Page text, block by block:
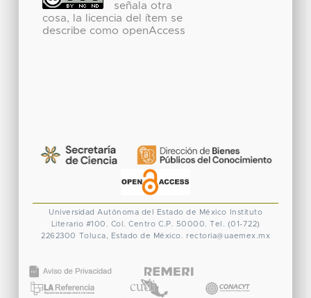
señala otra
cosa, la licencia del ítem se
describe como openAccess
Universidad Autónoma del Estado de México
Instituto
Literario #100. Col. Centro C.P. 50000. Tel. (01-722)
2262300 Toluca, Estado de México. rectoria@uaemex.mx